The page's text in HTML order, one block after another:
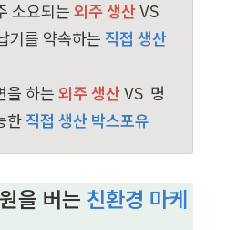
소요되는 외주 생산VS
기를 약속하는 직접 생산
을 하는 외주 생산VS 명
한 직접 생산 박스포유
을 버는 친환경 마케